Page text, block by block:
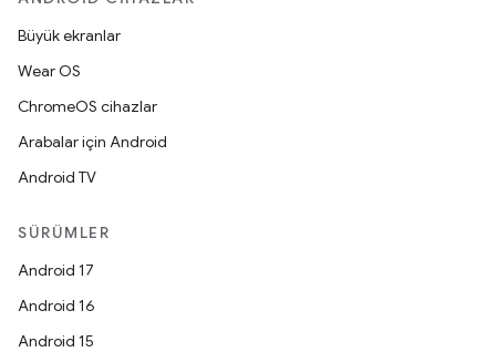
Büyük ekranlar
Wear OS
ChromeOS cihazlar
Arabalar için Android
Android TV
SÜRÜMLER
Android 17
Android 16
Android 15